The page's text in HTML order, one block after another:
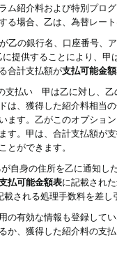
ム紹介料および特別プロ
る場合、乙は、為替レー
の銀行名、口座番号、
に提供することにより、
合計支払額が支払可能金
支払い 甲は乙に対し、乙
は、獲得した紹介料相当
ます。乙がこのオプショ
す。甲は、合計支払額が
とができます。
自身の住所を乙に通知し
払可能金額表に記載され
載される処理手数料を差し
の有効な情報も登録して
か、獲得した紹介料の支